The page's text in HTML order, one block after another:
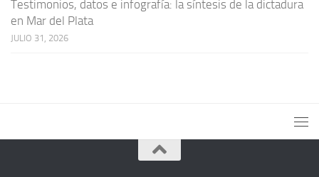
Testimonios, datos e infografía: la síntesis de la dictadura
en Mar del Plata
JULIO 31, 2026